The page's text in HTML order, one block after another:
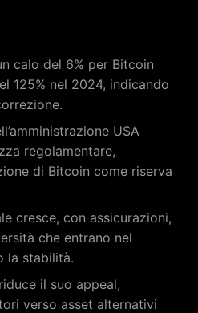
calo del 6% per Bitcoin
125% nel 2024, indicando
USA
regolamentare,
di Bitcoin come riserva
cresce, con assicurazioni,
che entrano nel
la stabilità.
il suo appeal,
verso asset alternativi